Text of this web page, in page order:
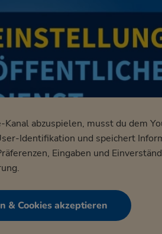
abzuspielen, musst du dem
Identifikation und speichert
Eingaben und
.
& Cookies akzeptieren